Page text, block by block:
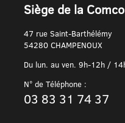
Siège de la
47 rue Saint-Barthélémy
54280 CHAMPENOUX
Du lun. au ven. 9h-12h /
N° de Téléphone :
03 83 31 74 37